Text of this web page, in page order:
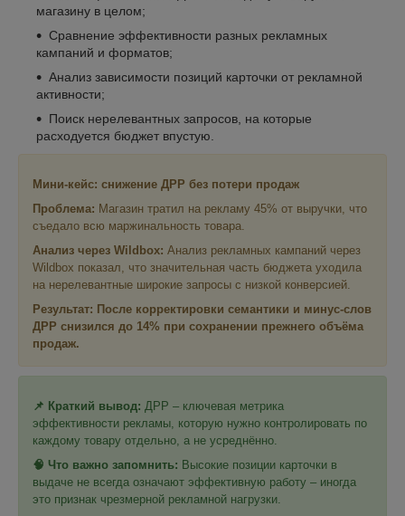
магазину в целом;
Сравнение эффективности разных рекламных
кампаний и форматов;
Анализ зависимости позиций карточки от рекламной
активности;
Поиск нерелевантных запросов, на которые
расходуется бюджет впустую.
Мини-кейс: снижение ДРР без потери продаж
Проблема: Магазин тратил на рекламу 45% от выручки, что
съедало всю маржинальность товара.
Анализ через Wildbox: Анализ рекламных кампаний через
Wildbox показал, что значительная часть бюджета уходила
на нерелевантные широкие запросы с низкой конверсией.
Результат: После корректировки семантики и минус-слов
ДРР снизился до 14% при сохранении прежнего объёма
продаж.
📌 Краткий вывод: ДРР – ключевая метрика
эффективности рекламы, которую нужно контролировать по
каждому товару отдельно, а не усреднённо.
🧠 Что важно запомнить: Высокие позиции карточки в
выдаче не всегда означают эффективную работу – иногда
это признак чрезмерной рекламной нагрузки.